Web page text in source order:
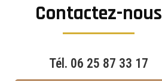
Contactez-nous
Tél. 06 25 87 33 17